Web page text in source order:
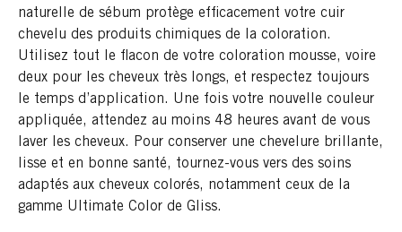
naturelle de sébum protège efficacement votre cuir
chevelu des produits chimiques de la coloration.
Utilisez tout le flacon de votre coloration mousse, voire
deux pour les cheveux très longs, et respectez toujours
le temps d’application. Une fois votre nouvelle couleur
appliquée, attendez au moins 48 heures avant de vous
laver les cheveux. Pour conserver une chevelure brillante,
lisse et en bonne santé, tournez-vous vers des soins
adaptés aux cheveux colorés, notamment ceux de la
gamme Ultimate Color de Gliss.